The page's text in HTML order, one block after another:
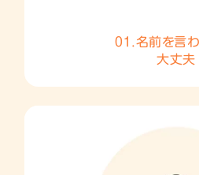
01.名前を言
大丈夫